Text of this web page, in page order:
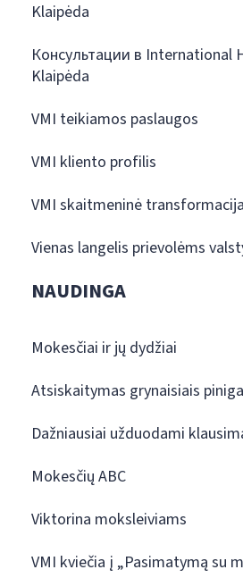
Klaipėda
Консультации в International
Klaipėda
VMI teikiamos paslaugos
VMI kliento profilis
VMI skaitmeninė transformacija
Vienas langelis prievolėms
NAUDINGA
Mokesčiai ir jų dydžiai
Atsiskaitymas grynaisiais
Dažniausiai užduodami
Mokesčių ABC
Viktorina moksleiviams
VMI kviečia į „Pasimatymą su